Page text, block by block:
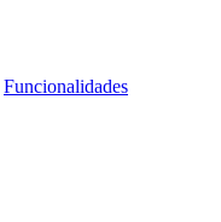
Funcionalidades